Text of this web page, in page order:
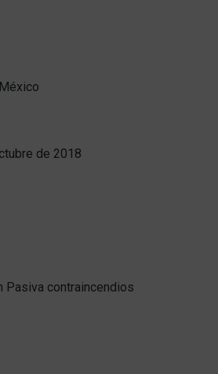
de 2018
Pasiva contraincendios